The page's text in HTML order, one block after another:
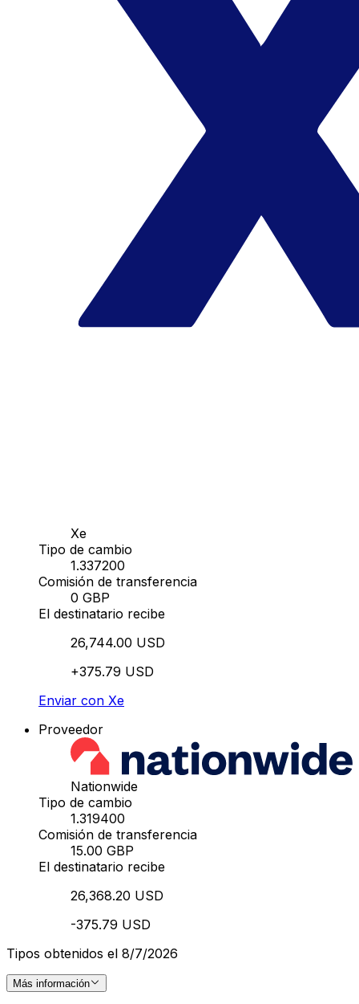
Xe
Tipo de cambio
1.337200
Comisión de transferencia
0 GBP
El destinatario recibe
26,744.00 USD
+375.79 USD
Enviar con Xe
Proveedor
Nationwide
Tipo de cambio
1.319400
Comisión de transferencia
15.00 GBP
El destinatario recibe
26,368.20 USD
-375.79 USD
Tipos obtenidos el 8/7/2026
Más información